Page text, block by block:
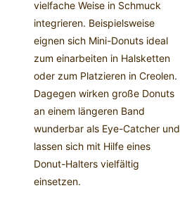
vielfache Weise in Schmuck
integrieren. Beispielsweise
eignen sich Mini-Donuts ideal
zum einarbeiten in Halsketten
oder zum Platzieren in Creolen.
Dagegen wirken große Donuts
an einem längeren Band
wunderbar als Eye-Catcher und
lassen sich mit Hilfe eines
Donut-Halters vielfältig
einsetzen.